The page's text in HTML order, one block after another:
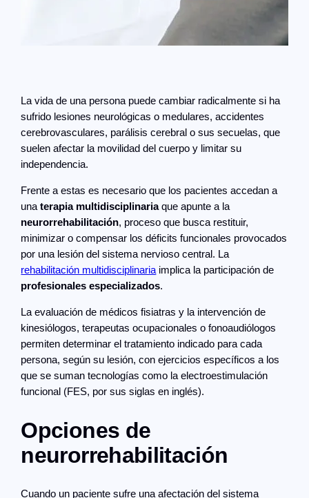
La vida de una persona puede cambiar radicalmente si ha
sufrido lesiones neurológicas o medulares, accidentes
cerebrovasculares, parálisis cerebral o sus secuelas, que
suelen afectar la movilidad del cuerpo y limitar su
independencia.
Frente a estas es necesario que los pacientes accedan a
unaterapia multidisciplinariaque apunte a la
neurorrehabilitación, proceso que busca restituir,
minimizar o compensar los déficits funcionales provocados
por una lesión del sistema nervioso central. La
rehabilitación multidisciplinaria implica la participación de
profesionales especializados.
La evaluación de médicos fisiatras y la intervención de
kinesiólogos, terapeutas ocupacionales o fonoaudiólogos
permiten determinar el tratamiento indicado para cada
persona, según su lesión, con ejercicios específicos a los
que se suman tecnologías como la electroestimulación
funcional (FES, por sus siglas en inglés).
Opciones de
neurorrehabilitación
Cuando un paciente sufre una afectación del sistema